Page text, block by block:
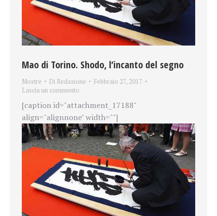
Mao di Torino. Shodo, l’incanto del segno
Mostre Di Redazione
Febbraio 27, 2017
Lascia un commento
[caption id="attachment_17188"
align="alignnone" width=""]